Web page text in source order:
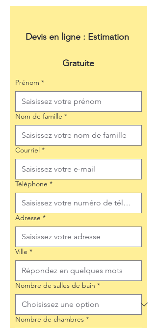
Devis en ligne : Estimation
Gratuite
Prénom *
Nom de famille *
Courriel *
Téléphone *
Adresse *
Ville *
Nombre de salles de bain *
Nombre de chambres *